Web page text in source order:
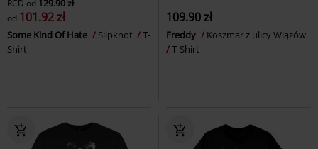
RCD od 129.90 zł
od 101.92 zł
Some Kind Of Hate Slipknot
T-
Shirt
109.90 zł
Freddy
Koszmar z ulicy Wiązów
T-Shirt